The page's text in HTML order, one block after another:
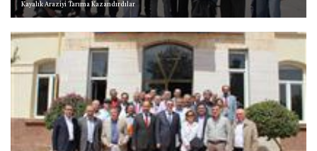
Kayalık Araziyi Tarıma Kazandırdılar